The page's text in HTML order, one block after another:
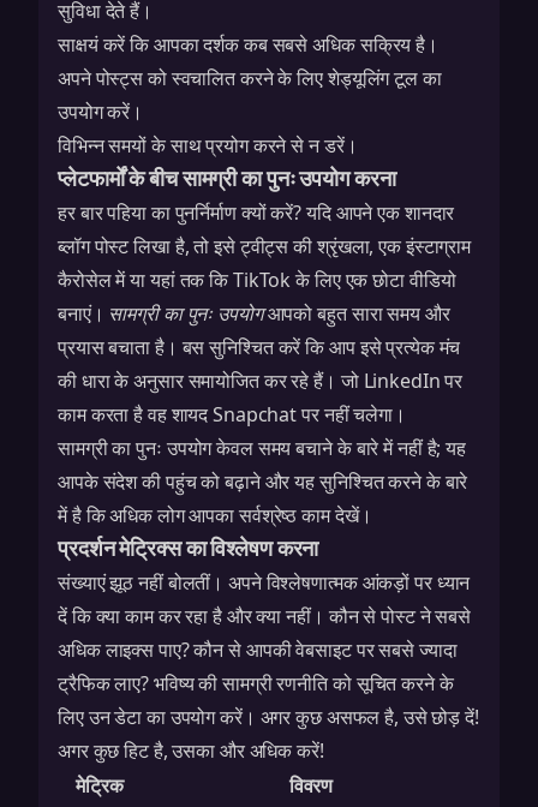
सुविधा देते हैं।
साक्षयं करें कि आपका दर्शक कब सबसे अधिक सक्रिय है।
अपने पोस्ट्स को स्वचालित करने के लिए शेड्यूलिंग टूल का
उपयोग करें।
विभिन्न समयों के साथ प्रयोग करने से न डरें।
प्लेटफार्मों के बीच सामग्री का पुनः उपयोग करना
हर बार पहिया का पुनर्निर्माण क्यों करें? यदि आपने एक शानदार
ब्लॉग पोस्ट लिखा है, तो इसे ट्वीट्स की श्रृंखला, एक इंस्टाग्राम
कैरोसेल में या यहां तक कि TikTok के लिए एक छोटा वीडियो
बनाएं। सामग्री का पुनः उपयोगआपको बहुत सारा समय और
प्रयास बचाता है। बस सुनिश्चित करें कि आप इसे प्रत्येक मंच
की धारा के अनुसार समायोजित कर रहे हैं। जो LinkedIn पर
काम करता है वह शायद Snapchat पर नहीं चलेगा।
सामग्री का पुनः उपयोग केवल समय बचाने के बारे में नहीं है; यह
आपके संदेश की पहुंच को बढ़ाने और यह सुनिश्चित करने के बारे
में है कि अधिक लोग आपका सर्वश्रेष्ठ काम देखें।
प्रदर्शन मेट्रिक्स का विश्लेषण करना
संख्याएं झूठ नहीं बोलतीं। अपने विश्लेषणात्मक आंकड़ों पर ध्यान
दें कि क्या काम कर रहा है और क्या नहीं। कौन से पोस्ट ने सबसे
अधिक लाइक्स पाए? कौन से आपकी वेबसाइट पर सबसे ज्यादा
ट्रैफिक लाए? भविष्य की सामग्री रणनीति को सूचित करने के
लिए उन डेटा का उपयोग करें। अगर कुछ असफल है, उसे छोड़ दें!
अगर कुछ हिट है, उसका और अधिक करें!
मेट्रिक
विवरण